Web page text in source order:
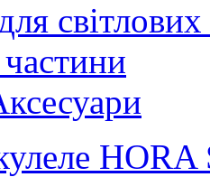
частини